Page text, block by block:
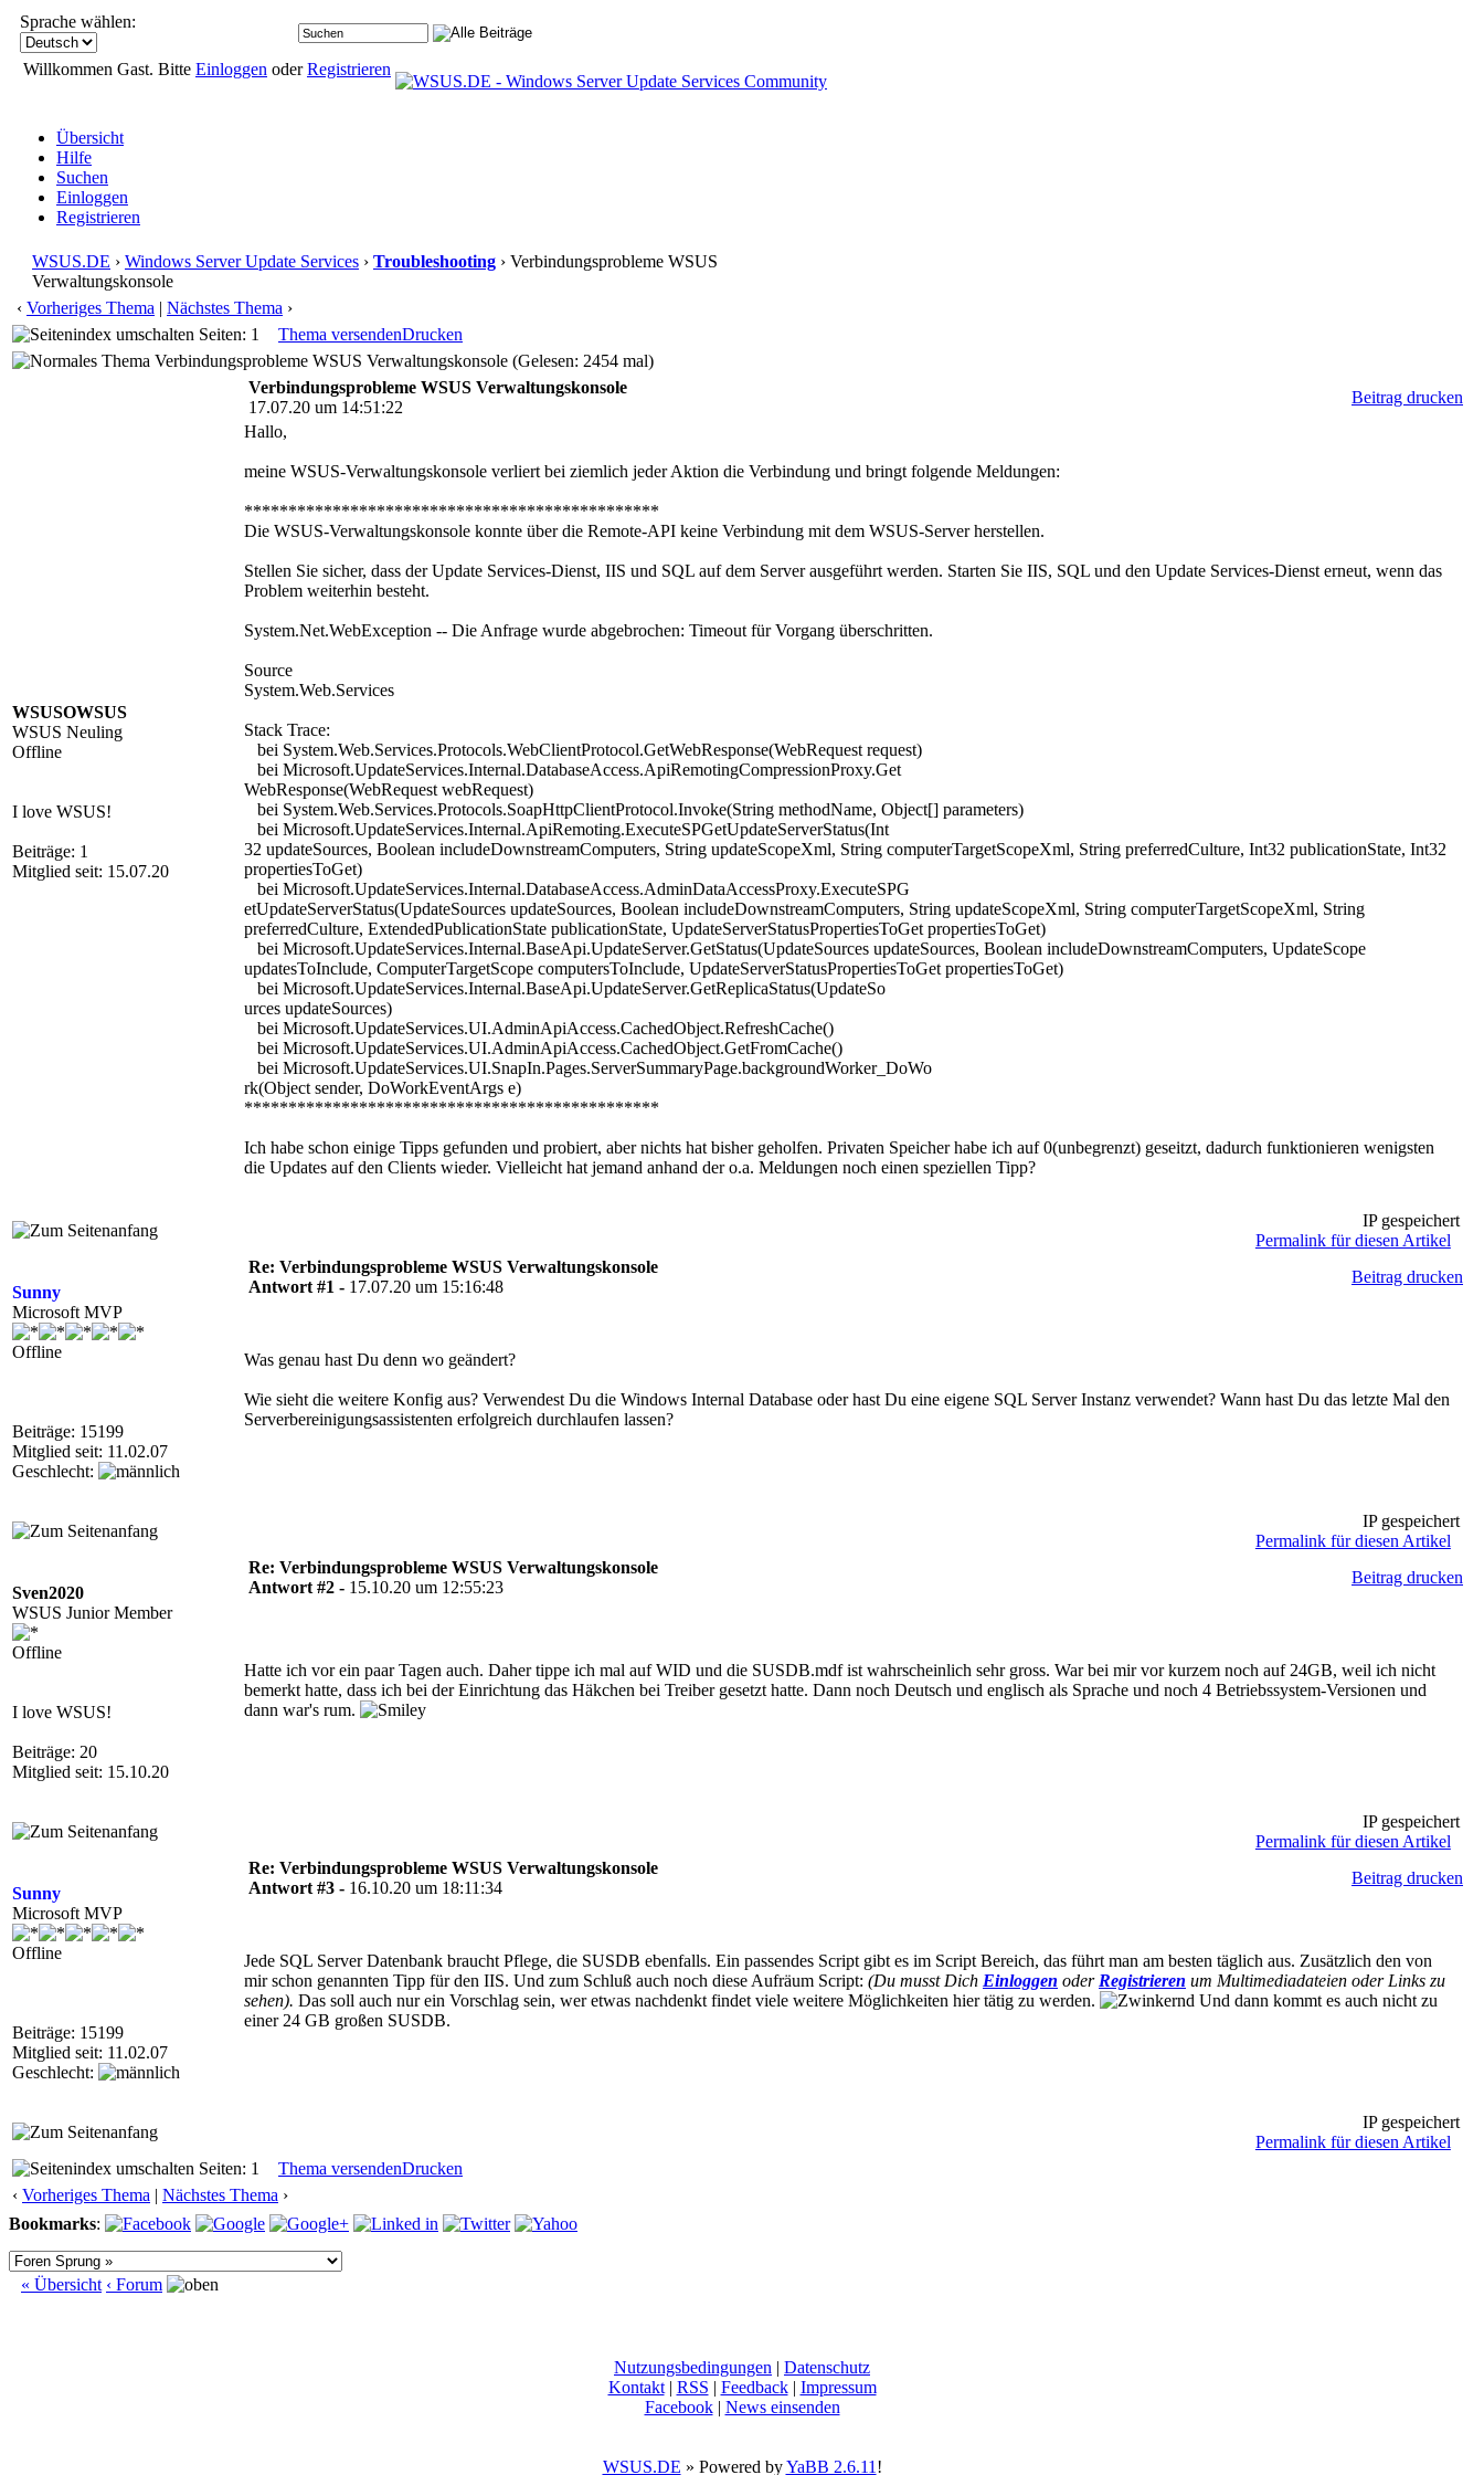
Sprache wählen:
Willkommen Gast. Bitte Einloggen oderRegistrieren
Übersicht
Hilfe
Suchen
Einloggen
Registrieren
WSUS.DE › Windows Server Update Services › Troubleshooting › Verbindungsprobleme WSUS
Verwaltungskonsole
‹ Vorheriges Thema | Nächstes Thema ›
Seiten: 1
Thema versendenDrucken
Verbindungsprobleme WSUS Verwaltungskonsole (Gelesen: 2454 mal)
WSUSOWSUS
WSUS Neuling
Offline
I love WSUS!
Beiträge: 1
Mitglied seit: 15.07.20
Verbindungsprobleme WSUS Verwaltungskonsole
17.07.20 um 14:51:22
Beitrag drucken
Hallo,
meine WSUS-Verwaltungskonsole verliert bei ziemlich jeder Aktion die Verbindung und bringt folgende Meldungen:
***********************************************
Die WSUS-Verwaltungskonsole konnte über die Remote-API keine Verbindung mit dem WSUS-Server herstellen.
Stellen Sie sicher, dass der Update Services-Dienst, IIS und SQL auf dem Server ausgeführt werden. Starten Sie IIS, SQL und den Update Services-Dienst erneut, wenn das
Problem weiterhin besteht.
System.Net.WebException -- Die Anfrage wurde abgebrochen: Timeout für Vorgang überschritten.
Source
System.Web.Services
Stack Trace:
bei System.Web.Services.Protocols.WebClientProtocol.GetWebResponse(WebRequest request)
bei Microsoft.UpdateServices.Internal.DatabaseAccess.ApiRemotingCompressionProxy.Get
WebResponse(WebRequest webRequest)
bei System.Web.Services.Protocols.SoapHttpClientProtocol.Invoke(String methodName, Object[] parameters)
bei Microsoft.UpdateServices.Internal.ApiRemoting.ExecuteSPGetUpdateServerStatus(Int
32 updateSources, Boolean includeDownstreamComputers, String updateScopeXml, String computerTargetScopeXml, String preferredCulture, Int32 publicationState, Int32
propertiesToGet)
bei Microsoft.UpdateServices.Internal.DatabaseAccess.AdminDataAccessProxy.ExecuteSPG
etUpdateServerStatus(UpdateSources updateSources, Boolean includeDownstreamComputers, String updateScopeXml, String computerTargetScopeXml, String
preferredCulture, ExtendedPublicationState publicationState, UpdateServerStatusPropertiesToGet propertiesToGet)
bei Microsoft.UpdateServices.Internal.BaseApi.UpdateServer.GetStatus(UpdateSources updateSources, Boolean includeDownstreamComputers, UpdateScope
updatesToInclude, ComputerTargetScope computersToInclude, UpdateServerStatusPropertiesToGet propertiesToGet)
bei Microsoft.UpdateServices.Internal.BaseApi.UpdateServer.GetReplicaStatus(UpdateSo
urces updateSources)
bei Microsoft.UpdateServices.UI.AdminApiAccess.CachedObject.RefreshCache()
bei Microsoft.UpdateServices.UI.AdminApiAccess.CachedObject.GetFromCache()
bei Microsoft.UpdateServices.UI.SnapIn.Pages.ServerSummaryPage.backgroundWorker_DoWo
rk(Object sender, DoWorkEventArgs e)
***********************************************
Ich habe schon einige Tipps gefunden und probiert, aber nichts hat bisher geholfen. Privaten Speicher habe ich auf 0(unbegrenzt) geseitzt, dadurch funktionieren wenigsten
die Updates auf den Clients wieder. Vielleicht hat jemand anhand der o.a. Meldungen noch einen speziellen Tipp?
IP gespeichert
Permalink für diesen Artikel
Sunny
Microsoft MVP
Offline
Beiträge: 15199
Mitglied seit: 11.02.07
Geschlecht:
Re: Verbindungsprobleme WSUS Verwaltungskonsole
Antwort #1 - 17.07.20 um 15:16:48
Beitrag drucken
Was genau hast Du denn wo geändert?
Wie sieht die weitere Konfig aus? Verwendest Du die Windows Internal Database oder hast Du eine eigene SQL Server Instanz verwendet? Wann hast Du das letzte Mal den
Serverbereinigungsassistenten erfolgreich durchlaufen lassen?
IP gespeichert
Permalink für diesen Artikel
Sven2020
WSUS Junior Member
Offline
I love WSUS!
Beiträge: 20
Mitglied seit: 15.10.20
Re: Verbindungsprobleme WSUS Verwaltungskonsole
Antwort #2 - 15.10.20 um 12:55:23
Beitrag drucken
Hatte ich vor ein paar Tagen auch. Daher tippe ich mal auf WID und die SUSDB.mdf ist wahrscheinlich sehr gross. War bei mir vor kurzem noch auf 24GB, weil ich nicht
bemerkt hatte, dass ich bei der Einrichtung das Häkchen bei Treiber gesetzt hatte. Dann noch Deutsch und englisch als Sprache und noch 4 Betriebssystem-Versionen und
dann war's rum.
IP gespeichert
Permalink für diesen Artikel
Sunny
Microsoft MVP
Offline
Beiträge: 15199
Mitglied seit: 11.02.07
Geschlecht:
Re: Verbindungsprobleme WSUS Verwaltungskonsole
Antwort #3 - 16.10.20 um 18:11:34
Beitrag drucken
Jede SQL Server Datenbank braucht Pflege, die SUSDB ebenfalls. Ein passendes Script gibt es im Script Bereich, das führt man am besten täglich aus. Zusätzlich den von
mir schon genannten Tipp für den IIS. Und zum Schluß auch noch diese Aufräum Script: (Du musst Dich Einloggen oder Registrieren um Multimediadateien oder Links zu
sehen). Das soll auch nur ein Vorschlag sein, wer etwas nachdenkt findet viele weitere Möglichkeiten hier tätig zu werden.
Und dann kommt es auch nicht zu
einer 24 GB großen SUSDB.
IP gespeichert
Permalink für diesen Artikel
Seiten: 1
Thema versendenDrucken
‹ Vorheriges Thema | Nächstes Thema ›
Bookmarks:
« Übersicht ‹ Forum
Nutzungsbedingungen | Datenschutz
Kontakt| RSS | Feedback| Impressum
Facebook| News einsenden
WSUS.DE » Powered byYaBB 2.6.11 !